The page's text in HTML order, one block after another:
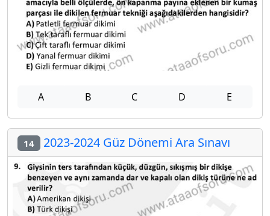
A B C D E
14 2023-2024 Güz Dönemi Ara Sınavı